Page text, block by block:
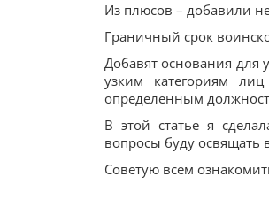
Из плюсов – добавили
Граничный срок
Добавят основания для
узким категориям
определенным
В этой статье я
вопросы буду освящать
Советую всем